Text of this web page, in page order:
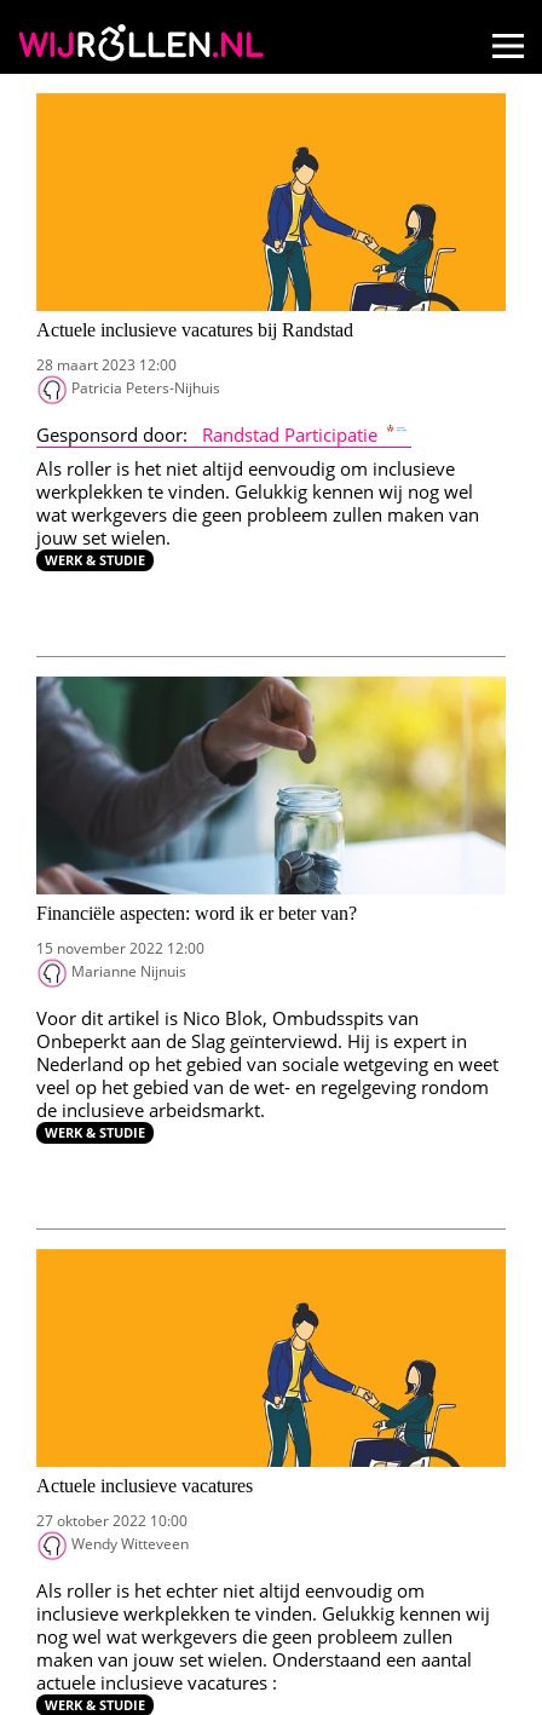
Actuele inclusieve vacatures bij Randstad
28 maart 2023 12:00
Patricia Peters-Nijhuis
Gesponsord door: Randstad Participatie
Als roller is het niet altijd eenvoudig om inclusieve
werkplekken te vinden. Gelukkig kennen wij nog wel
wat werkgevers die geen probleem zullen maken van
jouw set wielen.
WERK & STUDIE
Financiële aspecten: word ik er beter van?
15 november 2022 12:00
Marianne Nijnuis
Voor dit artikel is Nico Blok, Ombudsspits van
Onbeperkt aan de Slag geïnterviewd. Hij is expert in
Nederland op het gebied van sociale wetgeving en weet
veel op het gebied van de wet- en regelgeving rondom
de inclusieve arbeidsmarkt.
WERK & STUDIE
Actuele inclusieve vacatures
27 oktober 2022 10:00
Wendy Witteveen
Als roller is het echter niet altijd eenvoudig om
inclusieve werkplekken te vinden. Gelukkig kennen wij
nog wel wat werkgevers die geen probleem zullen
maken van jouw set wielen. Onderstaand een aantal
actuele inclusieve vacatures :
WERK & STUDIE